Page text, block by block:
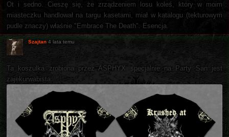
Ot i sedno. Cieszę się, że zrządzeniem losu koleś, który w moim
miasteczku handlował na targu kasetami, miał w katalogu (tekturowym
pudle znaczy) właśnie "Embrace The Death". Esencja.
Szajtan 4 lata temu
Ta koszulka zrobiona przez ASPHYX specjalnie na Party San jest
zajekurwabista.